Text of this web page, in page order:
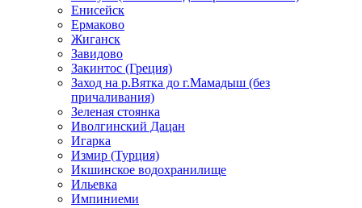
Енисейск
Ермаково
Жиганск
Завидово
Закинтос (Греция)
Заход на р.Вятка до г.Мамадыш (без
причаливания)
Зеленая стоянка
Иволгинский Дацан
Игарка
Измир (Турция)
Икшинское водохранилище
Ильевка
Импиниеми